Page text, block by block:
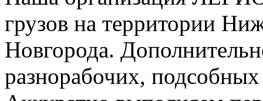
грузов на территории
Новгорода.
разнорабочих,